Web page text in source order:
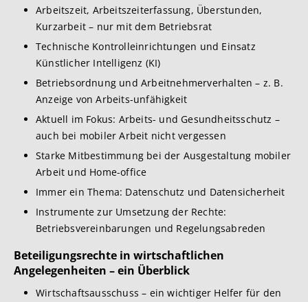
Arbeitszeit, Arbeitszeiterfassung, Überstunden,
Kurzarbeit – nur mit dem Betriebsrat
Technische Kontrolleinrichtungen und Einsatz
Künstlicher Intelligenz (KI)
Betriebsordnung und Arbeitnehmerverhalten – z. B.
Anzeige von Arbeits-unfähigkeit
Aktuell im Fokus: Arbeits- und Gesundheitsschutz –
auch bei mobiler Arbeit nicht vergessen
Starke Mitbestimmung bei der Ausgestaltung mobiler
Arbeit und Home-office
Immer ein Thema: Datenschutz und Datensicherheit
Instrumente zur Umsetzung der Rechte:
Betriebsvereinbarungen und Regelungsabreden
Beteiligungsrechte in wirtschaftlichen
Angelegenheiten – ein Überblick
Wirtschaftsausschuss – ein wichtiger Helfer für den